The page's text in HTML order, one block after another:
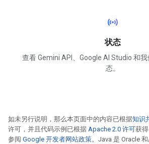
sensors
状态
查看 Gemini API、Google AI Studio 和
态。
如未另行说明，那么本页面中的内容已根据知识
许可，并且代码示例已根据 Apache 2.0 许可获
参阅 Google 开发者网站政策。Java 是 Oracle